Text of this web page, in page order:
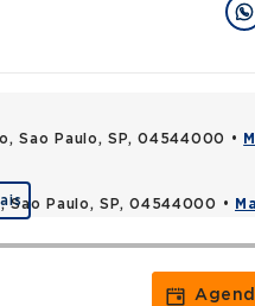
Sao Paulo, SP, 04544000 •
Sao Paulo, SP, 04544000 •